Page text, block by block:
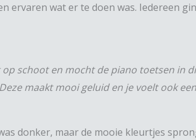
ervaren wat er te doen was. Iedereen
op schoot en mocht de piano toetsen in
maakt mooi geluid en je voelt ook
donker, maar de mooie kleurtjes